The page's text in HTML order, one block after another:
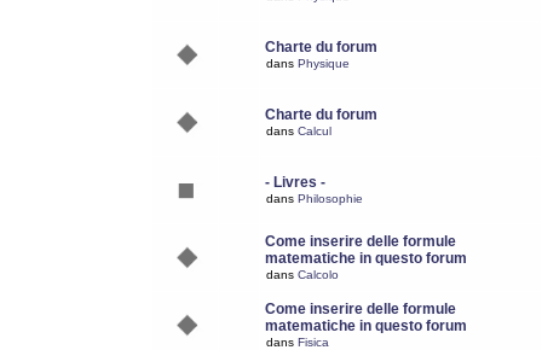
Charte du forum
dans Physique
Charte du forum
dans Calcul
- Livres -
dans Philosophie
Come inserire delle formule
matematiche in questo forum
dans Calcolo
Come inserire delle formule
matematiche in questo forum
dans Fisica